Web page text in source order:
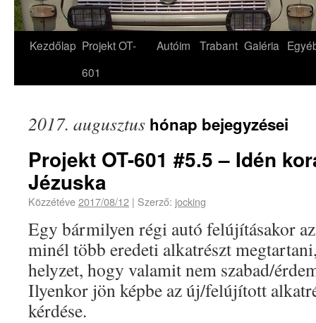
Kezdőlap Projekt OT-
601
Autóim Trabant Galéria
2017. augusztus hónap bejegyzései
Projekt OT-601 #5.5 – Idén
Jézuska
Közzétéve2017/08/12 | Szerző: jocking
Egy bármilyen régi autó felújításakor
minél több eredeti alkatrészt
helyzet, hogy valamit nem szabad/
Ilyenkor jön képbe az új/felújított
kérdése.